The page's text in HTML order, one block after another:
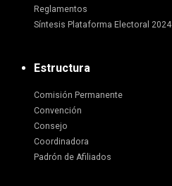
Reglamentos
Síntesis Plataforma Electoral 2024
Estructura
Comisión Permanente
Convención
Consejo
Coordinadora
Padrón de Afiliados